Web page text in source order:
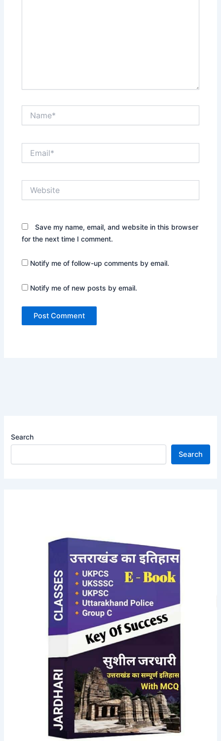
Save my name, email, and website in this browser
for the next time I comment.
Notify me of follow-up comments by email.
Notify me of new posts by email.
Search
Search